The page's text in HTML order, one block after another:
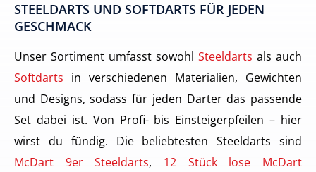
STEELDARTS UND SOFTDARTS FÜR JEDEN
GESCHMACK
Unser Sortiment umfasst sowohl Steeldarts als auch
Softdarts in verschiedenen Materialien, Gewichten
und Designs, sodass für jeden Darter das passende
Set dabei ist. Von Profi- bis Einsteigerpfeilen – hier
wirst du fündig. Die beliebtesten Steeldarts sind
McDart 9er Steeldarts, 12 Stück lose McDart